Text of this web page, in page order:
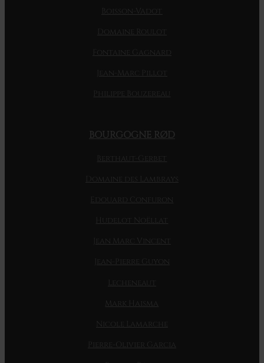
Boisson-Vadot
Domaine Roulot
Fontaine Gagnard
Jean-Marc Pillot
Philippe Bouzereau
BOURGOGNE RØD
Berthaut-Gerbet
Domaine des Lambrays
Edouard Confuron
Hudelot Noëllat
Jean Marc Vincent
Jean-Pierre Guyon
Lecheneaut
Mark Haisma
Nicole Lamarche
Pierre-Olivier Garcia